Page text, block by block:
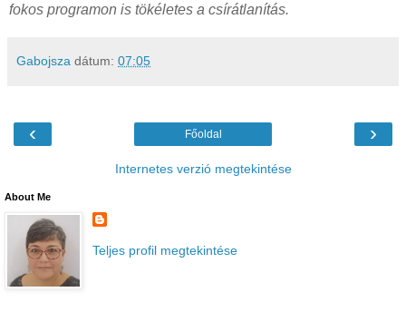
fokos programon is tökéletes a csírátlanítás.
Gabojsza dátum: 07:05
‹ ›
Főoldal
Internetes verzió megtekintése
About Me
Teljes profil megtekintése